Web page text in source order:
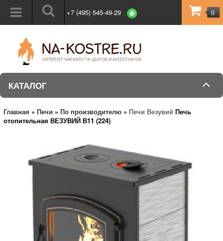
+7 (495) 545-49-29 0
КАТАЛОГ
Главная » Печи » По производителю » Печи Везувий Печь
отопительная ВЕЗУВИЙ В11 (224)